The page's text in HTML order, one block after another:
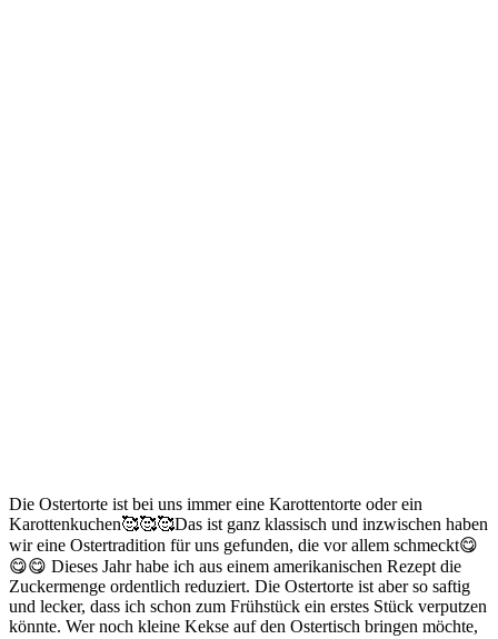
Die Ostertorte ist bei uns immer eine Karottentorte oder ein
Karottenkuchen🥰🥰🥰Das ist ganz klassisch und inzwischen haben
wir eine Ostertradition für uns gefunden, die vor allem schmeckt😋
😋😋 Dieses Jahr habe ich aus einem amerikanischen Rezept die
Zuckermenge ordentlich reduziert. Die Ostertorte ist aber so saftig
und lecker, dass ich schon zum Frühstück ein erstes Stück verputzen
könnte. Wer noch kleine Kekse auf den Ostertisch bringen möchte,